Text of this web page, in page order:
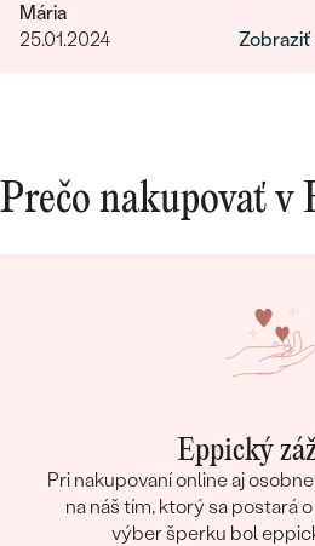
Mária
25.01.2024
Zobraziť
Prečo nakupovať v
Eppický
Pri nakupovaní online aj
na náš tím, ktorý sa postará
výber šperku bol